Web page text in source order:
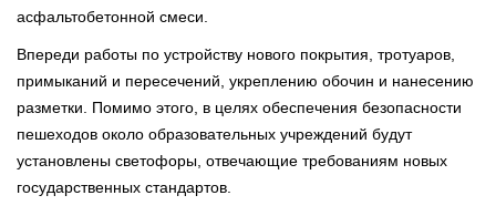
асфальтобетонной смеси.
Впереди работы по устройству нового покрытия, тротуаров,
примыканий и пересечений, укреплению обочин и нанесению
разметки. Помимо этого, в целях обеспечения безопасности
пешеходов около образовательных учреждений будут
установлены светофоры, отвечающие требованиям новых
государственных стандартов.